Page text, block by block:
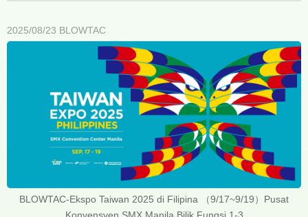
2025/08/23 BLOWTAC
BLOWTAC-Ekspo Taiwan 2025 di Filipina （9/17~9/19）Pusat